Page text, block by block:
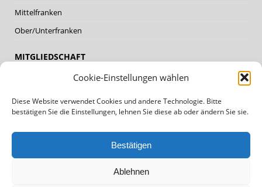
Cookie-Einstellungen wählen
Diese Website verwendet Cookies und andere Technologie. Bitte
bestätigen Sie die Einstellungen, lehnen Sie diese ab oder ändern Sie sie.
Bestätigen
Ablehnen
Mittelfranken
Ober/Unterfranken
MITGLIEDSCHAFT
Mitglied werden
Datenschutz